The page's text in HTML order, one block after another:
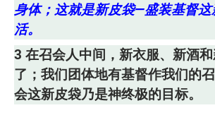
身体；这就是新皮袋—盛装基督
活。
3 在召会人中间，新衣服、新酒
了；我们团体地有基督作我们的
会这新皮袋乃是神终极的目标。